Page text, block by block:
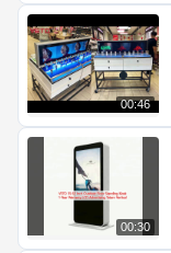
00:46
00:30